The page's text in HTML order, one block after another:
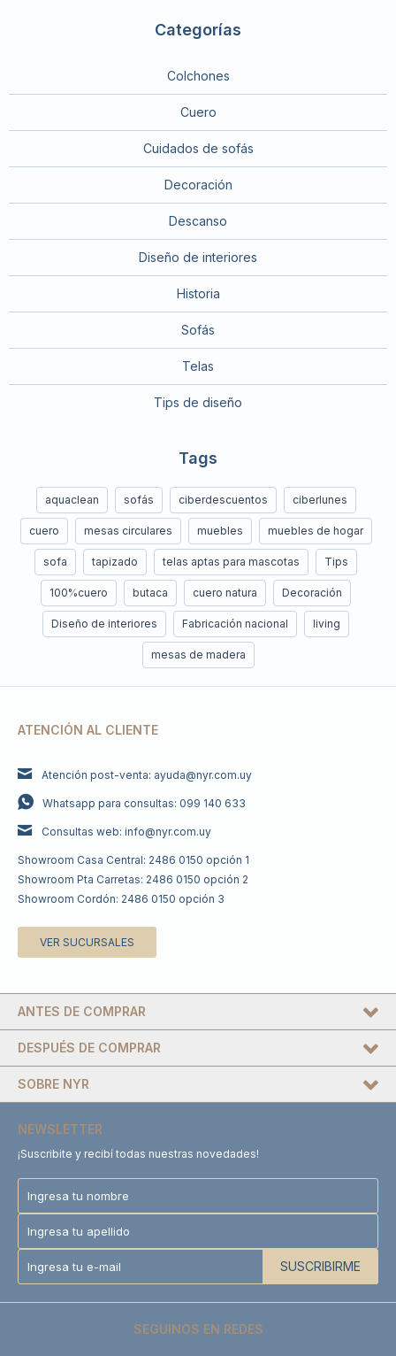
Categorías
Colchones
Cuero
Cuidados de sofás
Decoración
Descanso
Diseño de interiores
Historia
Sofás
Telas
Tips de diseño
Tags
aquaclean sofás ciberdescuentos ciberlunes
cuero mesas circulares muebles muebles de hogar
sofa tapizado telas aptas para mascotas Tips
100%cuero butaca cuero natura Decoración
Diseño de interiores Fabricación nacional living
mesas de madera
ATENCIÓN AL CLIENTE
Atención post-venta: ayuda@nyr.com.uy
Whatsapp para consultas: 099 140 633
Consultas web: info@nyr.com.uy
Showroom Casa Central: 2486 0150 opción 1
Showroom Pta Carretas: 2486 0150 opción 2
Showroom Cordón: 2486 0150 opción 3
VER SUCURSALES
DESPUÉS DE COMPRAR
SOBRE NYR
ANTES DE COMPRAR
NEWSLETTER
¡Suscribite y recibí todas nuestras novedades!
SUSCRIBIRME
SEGUINOS EN REDES